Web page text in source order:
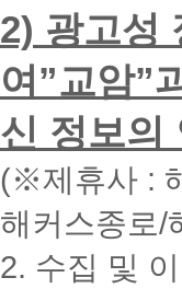
입
력
시
면
빠
른
간
내
에
화
드
2) 광고성
여”교암”
신 정보의
(※제휴사 :
해커스종로/
2. 수집 및